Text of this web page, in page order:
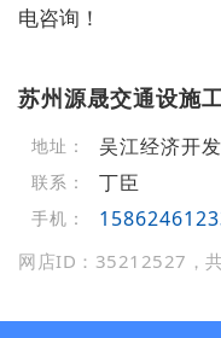
电咨询！
苏州源晟交通设施
地址： 吴江经济开
联系： 丁臣
手机：
网店ID：35212527，